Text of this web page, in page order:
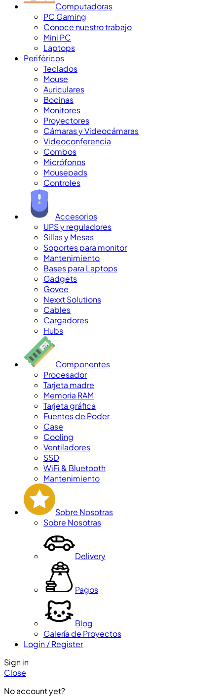
Computadoras
PC Gaming
Conoce nuestro trabajo
Mini PC
Laptops
Periféricos
Teclados
Mouse
Auriculares
Bocinas
Monitores
Proyectores
Cámaras y Videocámaras
Videoconferencia
Combos
Micrófonos
Mousepads
Controles
Accesorios
UPS y reguladores
Sillas y Mesas
Soportes para monitor
Mantenimiento
Bases para Laptops
Gadgets
Govee
Nexxt Solutions
Cables
Cargadores
Hubs
Componentes
Procesador
Tarjeta madre
Memoria RAM
Tarjeta gráfica
Fuentes de Poder
Case
Cooling
Ventiladores
SSD
WiFi & Bluetooth
Mantenimiento
Sobre Nosotras
Sobre Nosotras
Delivery
Pagos
Blog
Galería de Proyectos
Login / Register
Sign in
Close
No account yet?